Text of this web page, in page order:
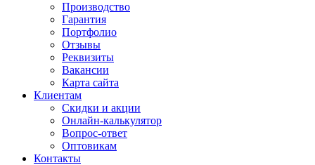
Производство
Гарантия
Портфолио
Отзывы
Реквизиты
Вакансии
Карта сайта
Клиентам
Скидки и акции
Онлайн-калькулятор
Вопрос-ответ
Оптовикам
Контакты